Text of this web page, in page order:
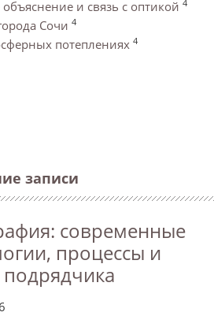
и связь с оптикой 4
Сочи 4
потеплениях 4
записи
современные
процессы и